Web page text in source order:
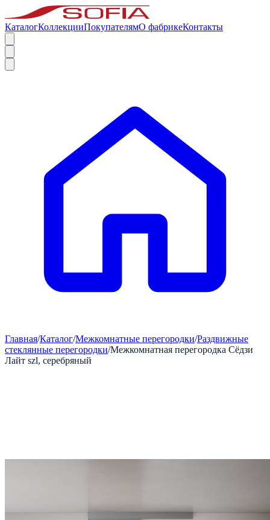
КаталогКоллекцииПокупателямО фабрикеКонтакты
Главная/Каталог/Межкомнатные перегородки/Раздвижные
стеклянные перегородки/Межкомнатная перегородка Сёдзи
Лайт szl, серебряный